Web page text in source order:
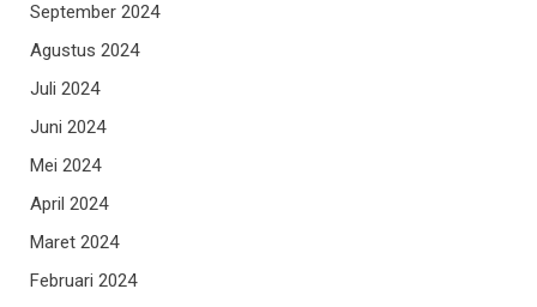
September 2024
Agustus 2024
Juli 2024
Juni 2024
Mei 2024
April 2024
Maret 2024
Februari 2024